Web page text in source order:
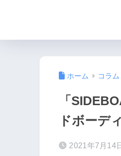
ホーム コラム
「
ドボーデ
2021年7月14